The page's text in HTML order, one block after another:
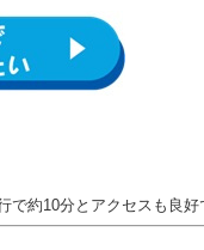
約10分とアクセスも良好